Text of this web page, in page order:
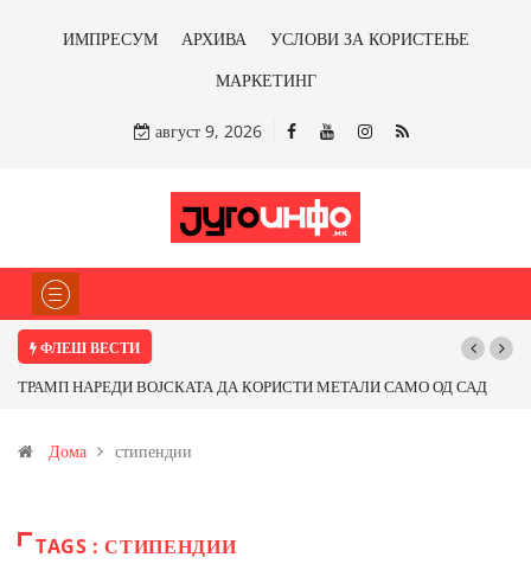
ИМПРЕСУМ АРХИВА
УСЛОВИ ЗА КОРИСТЕЊЕ
МАРКЕТИНГ
август 9, 2026
ФЛЕШ ВЕСТИ
Почнува реконструкцијата на улицата „5-ти Ноември“ во Струмица
Дома стипендии
TAGS : СТИПЕНДИИ